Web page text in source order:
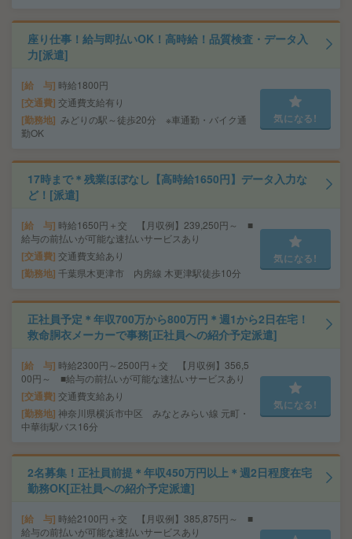
座り仕事！給与即払いOK！高時給！品質検査・データ入
力[派遣]
給 与 時給1800円
交通費 交通費支給有り
勤務地 みどりの駅～徒歩20分 ※車通勤・バイク通
勤OK
気になる!
17時まで＊残業ほぼなし【高時給1650円】データ入力な
ど！[派遣]
給 与 時給1650円＋交 【月収例】239,250円～ ■
給与の前払いが可能な速払いサービスあり
交通費 交通費支給あり
勤務地 千葉県木更津市 内房線 木更津駅徒歩10分
気になる!
正社員予定＊年収700万から800万円＊週1から2日在宅！
救命胴衣メーカーで事務[正社員への紹介予定派遣]
給 与 時給2300円～2500円＋交 【月収例】356,5
00円～ ■給与の前払いが可能な速払いサービスあり
交通費 交通費支給あり
勤務地 神奈川県横浜市中区 みなとみらい線 元町・
中華街駅バス16分
気になる!
2名募集！正社員前提＊年収450万円以上＊週2日程度在宅
勤務OK[正社員への紹介予定派遣]
給 与 時給2100円＋交 【月収例】385,875円～ ■
給与の前払いが可能な速払いサービスあり